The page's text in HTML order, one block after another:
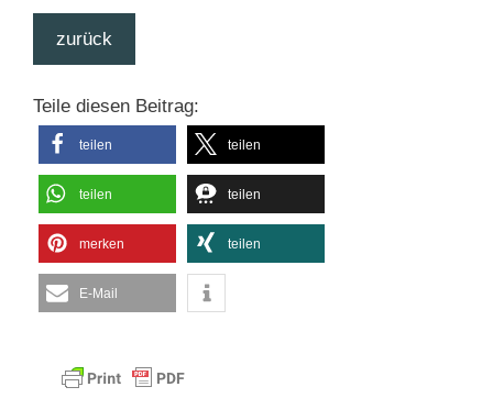
zurück
Teile diesen Beitrag:
teilen teilen
teilen teilen
merken teilen
E-Mail